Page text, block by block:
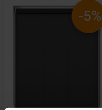
-5%